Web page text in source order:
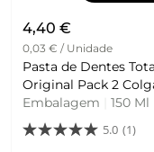
4,40 €
0,03 € / Unidade
Pasta de Dentes
Original Pack
Embalagem
150 Ml
5.0 (1)